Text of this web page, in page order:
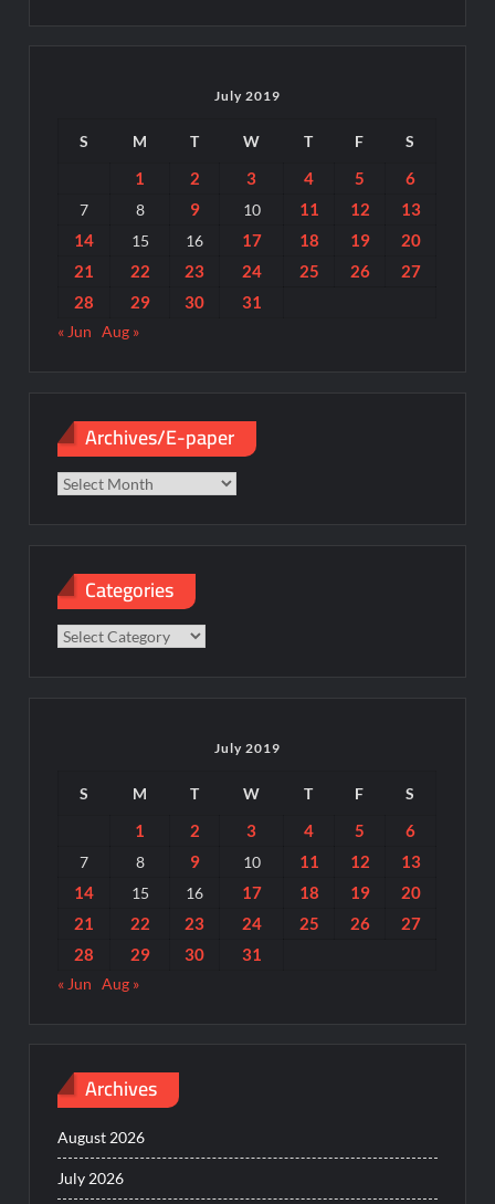
July 2019
S M T W T F S
1 2 3 4 5 6
7 8 9 10 11 12
13
14
15 16 17 18 19
20
21
22 23 24 25 26
27
28
29 30 31
« Jun Aug »
Archives/E-paper
Categories
Categories
July 2019
S M T W T F S
1 2 3 4 5 6
7 8 9 10 11 12
13
14
15 16 17 18 19
20
21
22 23 24 25 26
27
28
29 30 31
« Jun Aug »
Archives
August 2026
July 2026